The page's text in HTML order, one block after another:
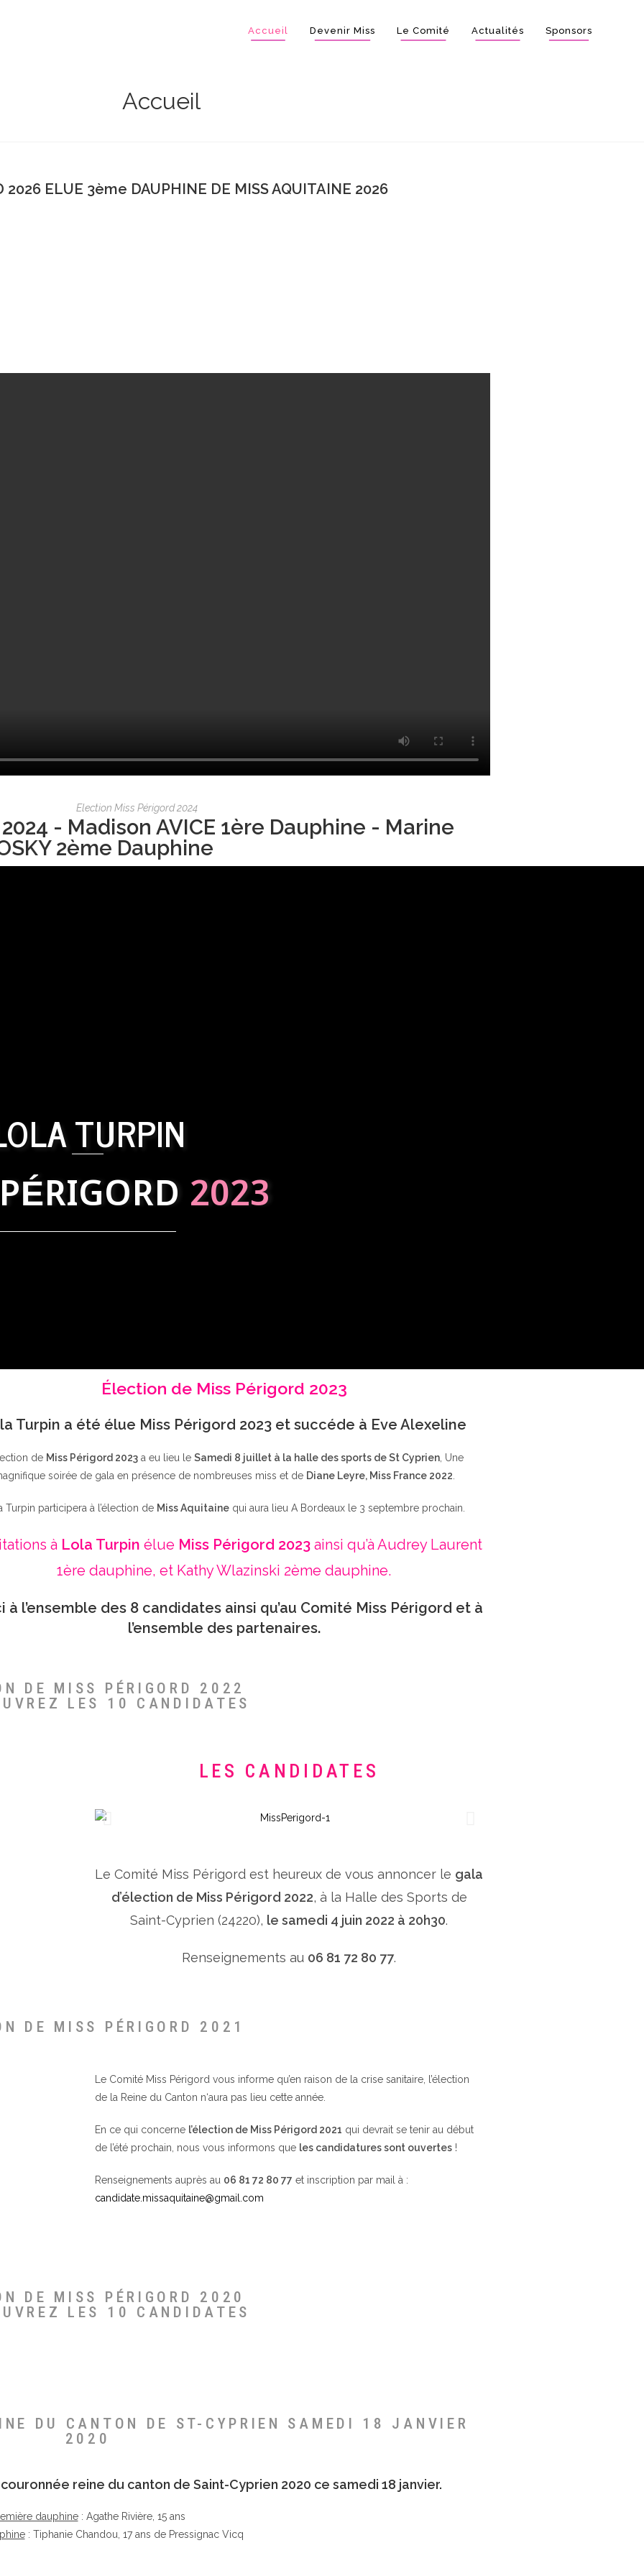
Accueil Devenir Miss Le Comité Actualités Sponsors
Accueil
2026 ELUE 3ème DAUPHINE DE MISS AQUITAINE 2026
Election Miss Périgord 2024
- Madison AVICE 1ère Dauphine - Marine
2ème Dauphine
TURPIN
2023
Élection de Miss Périgord 2023
Turpin a été élue Miss Périgord 2023 et succéde à Eve Alexeline
de Miss Périgord 2023a eu lieu le Samedi 8 juillet à la halle des sports de St Cyprien, Une
soirée de gala en présence de nombreuses miss et de Diane Leyre, Miss France 2022
Turpin participera à l’élection de Miss Aquitaine qui aura lieu A Bordeaux le 3 septembre prochain.
à Lola Turpin élue Miss Périgord 2023ainsi qu’à Audrey Laurent
1ère dauphine, et Kathy Wlazinski 2ème dauphine.
à l’ensemble des 8 candidates ainsi qu’au Comité Miss Périgord et à
l’ensemble des partenaires.
DE MISS PÉRIGORD 2022
LES 10 CANDIDATES
LES CANDIDATES
Le Comité Miss Périgord est heureux de vous annoncer le gala
d’élection de Miss Périgord 2022, à la Halle des Sports de
Saint-Cyprien (24220), le samedi 4 juin 2022 à 20h30.
Renseignements au 06 81 72 80 77.
DE MISS PÉRIGORD 2021
Le Comité Miss Périgord vous informe qu’en raison de la crise sanitaire, l’élection
de la Reine du Canton n‘aura pas lieu cette année.
En ce qui concerne l’élection de Miss Périgord 2021 qui devrait se tenir au début
de l’été prochain, nous vous informons que les candidatures sont ouvertes !
Renseignements auprès au 06 81 72 80 77 et inscription par mail à :
candidate.missaquitaine@gmail.com
DE MISS PÉRIGORD 2020
LES 10 CANDIDATES
DU CANTON DE ST-CYPRIEN SAMEDI 18 JANVIER
2020
couronnée reine du canton de Saint-Cyprien 2020 ce samedi 18 janvier.
dauphine: Agathe Rivière, 15 ans
: Tiphanie Chandou, 17 ans de Pressignac Vicq